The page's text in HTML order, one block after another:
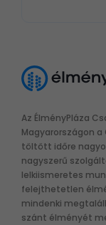
Az ÉlményPláza
Magyarországon a
töltött időre
nagyszerű
lelkiismeretes
felejthetetlen
mindenki
szánt élményét